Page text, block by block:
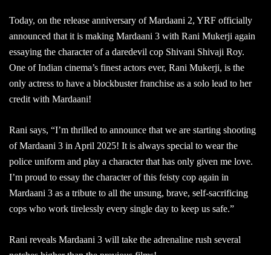
Today, on the release anniversary of Mardaani 2, YRF officially
announced that it is making Mardaani 3 with Rani Mukerji again
essaying the character of a daredevil cop Shivani Shivaji Roy.
One of Indian cinema’s finest actors ever, Rani Mukerji, is the
only actress to have a blockbuster franchise as a solo lead to her
credit with Mardaani!
Rani says, “I’m thrilled to announce that we are starting shooting
of Mardaani 3 in April 2025! It is always special to wear the
police uniform and play a character that has only given me love.
I’m proud to essay the character of this feisty cop again in
Mardaani 3 as a tribute to all the unsung, brave, self-sacrificing
cops who work tirelessly every single day to keep us safe.”
Rani reveals Mardaani 3 will take the adrenaline rush several